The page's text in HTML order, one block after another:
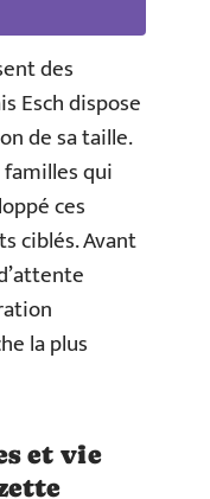
des
Esch dispose
de sa taille.
qui
ces
ciblés. Avant
la plus
et vie